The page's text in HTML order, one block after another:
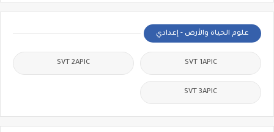
علوم الحياة والأرض - إعدادي
SVT 1APIC
SVT 2APIC
SVT 3APIC